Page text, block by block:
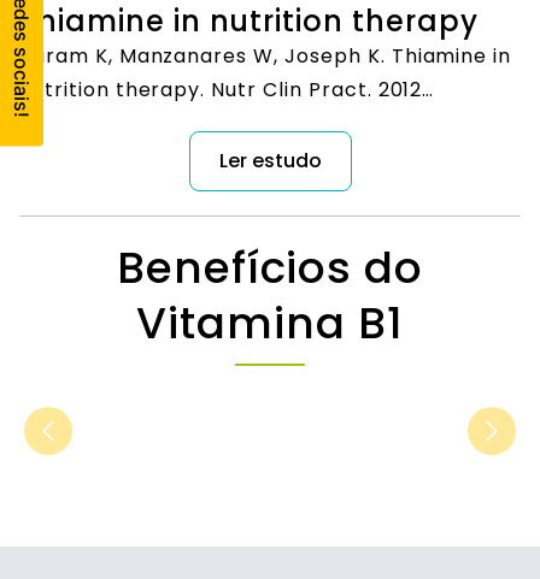
Thiamine in nutrition therapy
Sriram K, Manzanares W, Joseph K. Thiamine in
nutrition therapy. Nutr Clin Pract. 2012
Feb;27(1):41-50.
Ler estudo
Benefícios do
Vitamina B1